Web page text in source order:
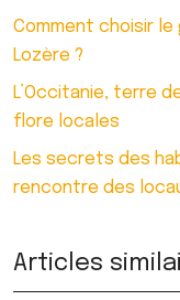
Comment choisir
Lozère ?
L’Occitanie, terre
flore locales
Les secrets des
rencontre des
Articles